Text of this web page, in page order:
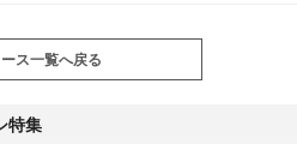
ス一覧へ戻る
特集